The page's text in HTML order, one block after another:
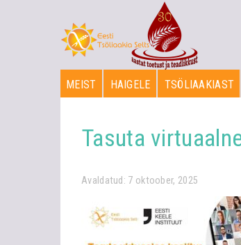
MEIST HAIGELE TSÖLIAAKIAST
Tasuta
Avaldatud: 7 oktoober, 2025